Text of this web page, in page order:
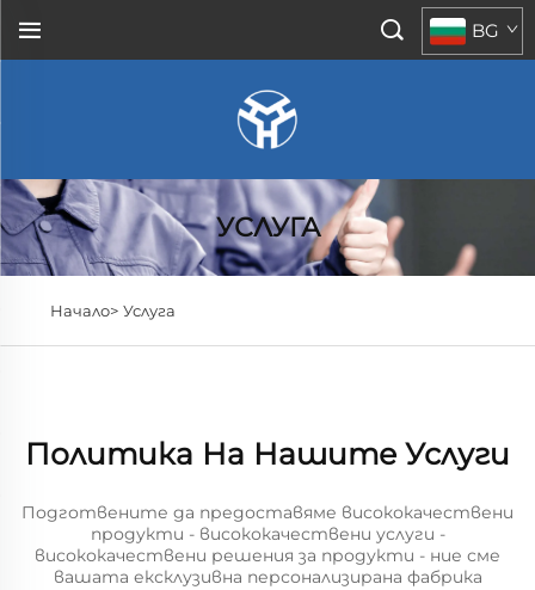
BG
УСЛУГА
Начало> Услуга
Политика На Нашите Услуги
Подготвените да предоставяме висококачествени
продукти - висококачествени услуги -
висококачествени решения за продукти - ние сме
вашата ексклузивна персонализирана фабрика